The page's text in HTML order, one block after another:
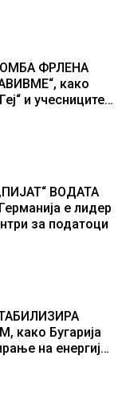
ФРЛЕНА
како
и учесниците
ВОДАТА
е лидер
за податоци
Бугарија
на енергија